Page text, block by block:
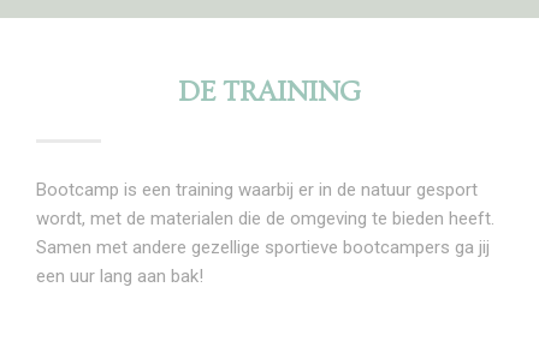
DE TRAINING
Bootcamp is een training waarbij er in de natuur gesport
wordt, met de materialen die de omgeving te bieden heeft.
Samen met andere gezellige sportieve bootcampers ga jij
een uur lang aan bak!